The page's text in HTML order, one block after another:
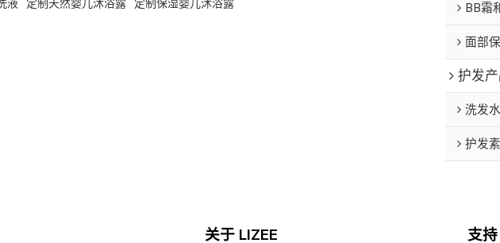
BB霜
面部
护发
洗发
护发
关于 LIZEE 支持